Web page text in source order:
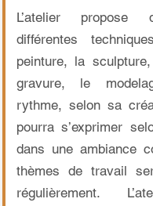
L’atelier propose
différentes
peinture, la
gravure, le
rythme, selon sa
pourra s’exprimer
dans une ambiance
thèmes de travail
régulièrement.